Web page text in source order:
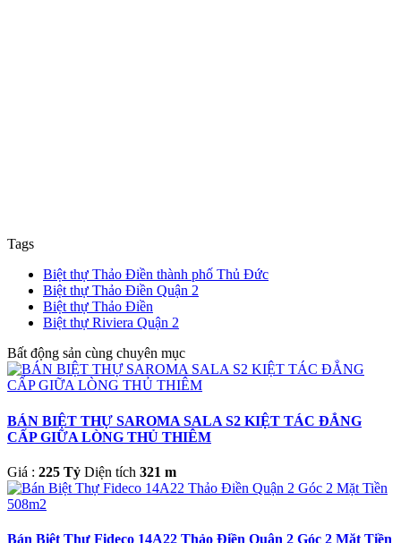
Tags
Biệt thự Thảo Điền thành phố Thủ Đức
Biệt thự Thảo Điền Quận 2
Biệt thự Thảo Điền
Biệt thự Riviera Quận 2
Bất động sản cùng chuyên mục
BÁN BIỆT THỰ SAROMA SALA S2 KIỆT TÁC ĐẲNG
CẤP GIỮA LÒNG THỦ THIÊM
Giá : 225 Tỷ Diện tích 321 m
Bán Biệt Thự Fideco 14A22 Thảo Điền Quận 2 Góc 2 Mặt Tiền